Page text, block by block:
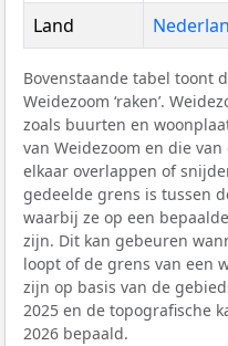
Land
Bovenstaande tabel toont
Weidezoom ‘raken’.
zoals buurten en
van Weidezoom en die
elkaar overlappen of
gedeelde grens is tussen
waarbij ze op een
zijn. Dit kan gebeuren
loopt of de grens van een
zijn op basis van de
2025 en de topografische
2026 bepaald.